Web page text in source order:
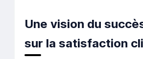
Une vision du
sur la satisfaction